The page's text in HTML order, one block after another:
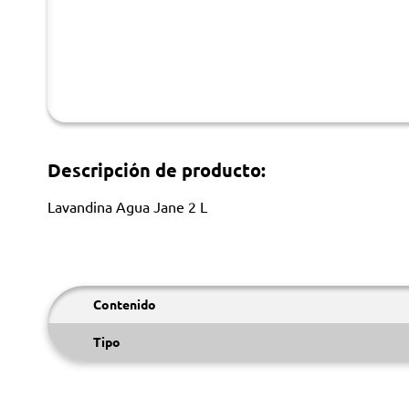
Descripción de producto:
Lavandina Agua Jane 2 L
Contenido
Tipo